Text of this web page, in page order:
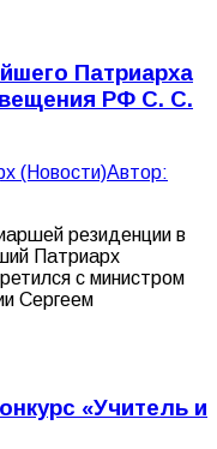
Патриарха
РФ С. С.
(Новости)Автор:
резиденции в
Патриарх
с министром
Сергеем
«Учитель и